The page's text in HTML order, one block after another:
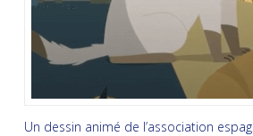
Un dessin animé de l’association